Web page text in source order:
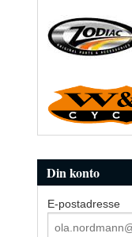
Din konto
E-postadresse